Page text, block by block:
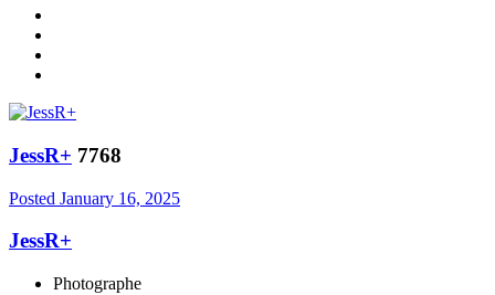
JessR+ 7768
Posted January 16, 2025
JessR+
Photographe